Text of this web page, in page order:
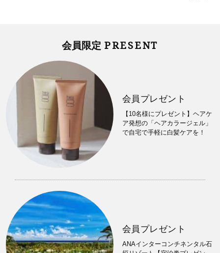
会員限定 PRESENT
会員プレゼント
【10名様にプレゼント】ヘアケ
ア発想の「ヘアカラージェル」
で自宅で手軽に白髪ケアを！
会員プレゼント
ANAインターコンチネンタル石